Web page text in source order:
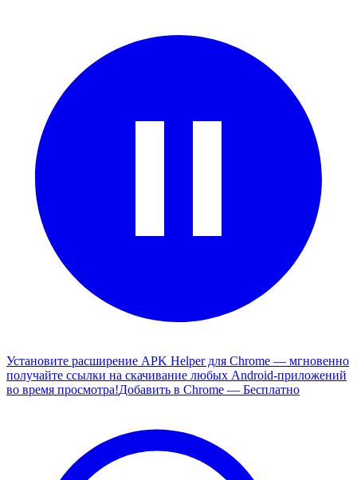
Установите расширение APK Helper для Chrome — мгновенно
получайте ссылки на скачивание любых Android-приложений
во время просмотра!Добавить в Chrome — Бесплатно